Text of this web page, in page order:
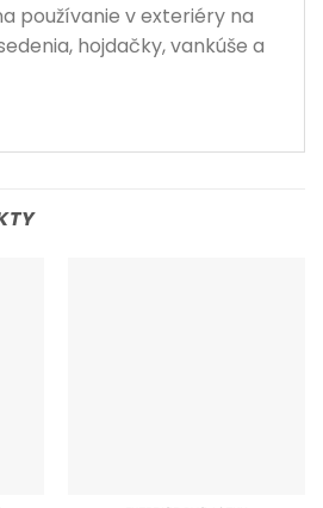
používanie v exteriéry na
hojdačky, vankúše a